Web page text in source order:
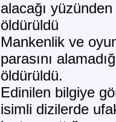
alacağı yüzünden
öldürüldü
Mankenlik ve
parasını
öldürüldü.
Edinilen bilgiye
isimli dizilerde